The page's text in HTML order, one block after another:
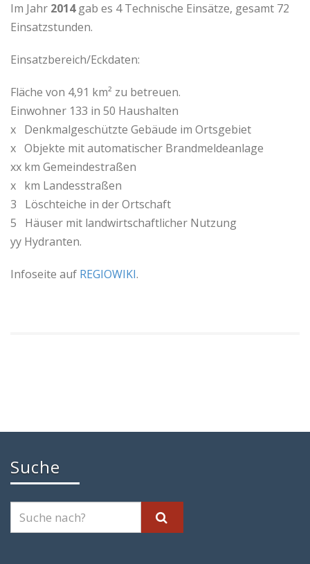
Im Jahr 2014gab es 4 Technische Einsätze, gesamt 72
Einsatzstunden.
Einsatzbereich/Eckdaten:
Fläche von 4,91 km² zu betreuen.
Einwohner 133 in 50 Haushalten
x Denkmalgeschützte Gebäude im Ortsgebiet
x Objekte mit automatischer Brandmeldeanlage
xx km Gemeindestraßen
x km Landesstraßen
3 Löschteiche in der Ortschaft
5 Häuser mit landwirtschaftlicher Nutzung
yy Hydranten.
Infoseite auf REGIOWIKI.
Suche